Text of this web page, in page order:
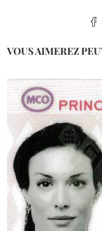
VOUS AIMEREZ